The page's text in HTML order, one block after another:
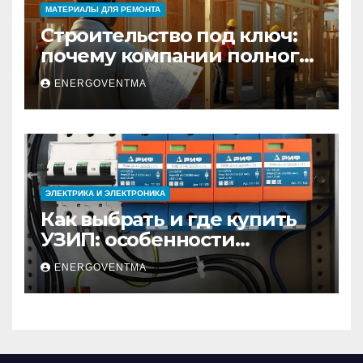
МАТЕРИАЛЫ ДЛЯ РЕМОНТА
Строительство под ключ:
почему компании полного
цикла меняют рынок
недвижимости
ENERGOVENTMA
ЭЛЕКТРИКА И ЭЛЕКТРОНИКА
Как выбрать и где купить
УЗИП: особенности
устройств защиты от
импульсных
перенапряжений
ENERGOVENTMA